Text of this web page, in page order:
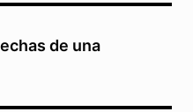
de una